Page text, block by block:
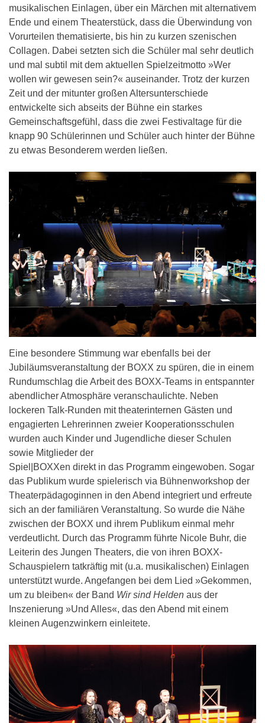
musikalischen Einlagen, über ein Märchen mit alternativem
Ende und einem Theaterstück, dass die Überwindung von
Vorurteilen thematisierte, bis hin zu kurzen szenischen
Collagen. Dabei setzten sich die Schüler mal sehr deutlich
und mal subtil mit dem aktuellen Spielzeitmotto »Wer
wollen wir gewesen sein?« auseinander. Trotz der kurzen
Zeit und der mitunter großen Altersunterschiede
entwickelte sich abseits der Bühne ein starkes
Gemeinschaftsgefühl, dass die zwei Festivaltage für die
knapp 90 Schülerinnen und Schüler auch hinter der Bühne
zu etwas Besonderem werden ließen.
Eine besondere Stimmung war ebenfalls bei der
Jubiläumsveranstaltung der BOXX zu spüren, die in einem
Rundumschlag die Arbeit des BOXX-Teams in entspannter
abendlicher Atmosphäre veranschaulichte. Neben
lockeren Talk-Runden mit theaterinternen Gästen und
engagierten Lehrerinnen zweier Kooperationsschulen
wurden auch Kinder und Jugendliche dieser Schulen
sowie Mitglieder der
Spiel|BOXXen direkt in das Programm eingewoben. Sogar
das Publikum wurde spielerisch via Bühnenworkshop der
Theaterpädagoginnen in den Abend integriert und erfreute
sich an der familiären Veranstaltung. So wurde die Nähe
zwischen der BOXX und ihrem Publikum einmal mehr
verdeutlicht. Durch das Programm führte Nicole Buhr, die
Leiterin des Jungen Theaters, die von ihren BOXX-
Schauspielern tatkräftig mit (u.a. musikalischen) Einlagen
unterstützt wurde. Angefangen bei dem Lied »Gekommen,
um zu bleiben« der Band Wir sind Helden aus der
Inszenierung »Und Alles«, das den Abend mit einem
kleinen Augenzwinkern einleitete.